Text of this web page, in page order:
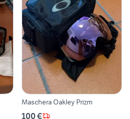
Maschera Oakley Prizm
100 €